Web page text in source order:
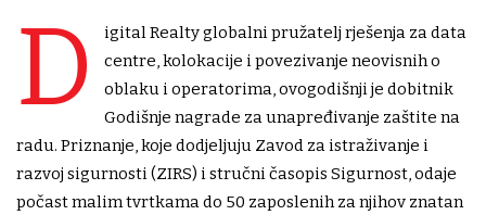
D
igital Realty globalni pružatelj rješenja za data
centre, kolokacije i povezivanje neovisnih o
oblaku i operatorima, ovogodišnji je dobitnik
Godišnje nagrade za unapređivanje zaštite na
radu. Priznanje, koje dodjeljuju Zavod za istraživanje i
razvoj sigurnosti (ZIRS) i stručni časopis Sigurnost, odaje
počast malim tvrtkama do 50 zaposlenih za njihov znatan